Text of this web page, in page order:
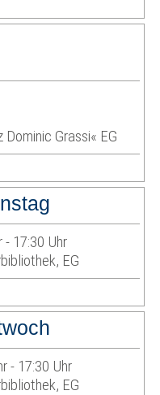
Grassi« EG
- 17:30 Uhr
EG
- 17:30 Uhr
EG